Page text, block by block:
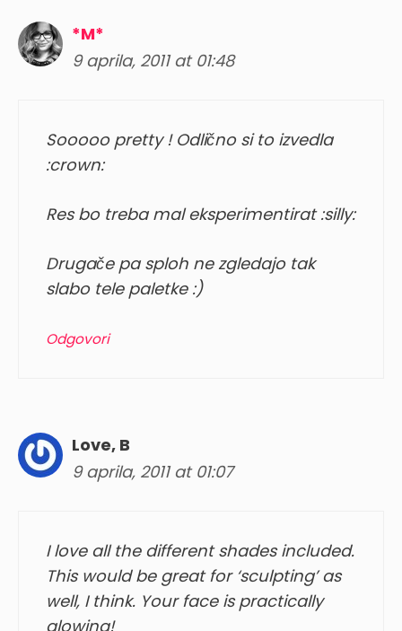
*M*
9 aprila, 2011 at 01:48
Sooooo pretty ! Odlično si to izvedla
:crown:
Res bo treba mal eksperimentirat :silly:
Drugače pa sploh ne zgledajo tak
slabo tele paletke :)
Odgovori
Love, B
9 aprila, 2011 at 01:07
I love all the different shades included.
This would be great for ‘sculpting’ as
well, I think. Your face is practically
glowing!